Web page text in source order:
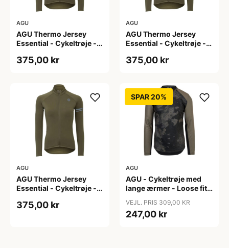
AGU
AGU Thermo Jersey
Essential - Cykeltrøje -
S
375,00 kr
AGU
AGU Thermo Jersey
Essential - Cykeltrøje -
XL
375,00 kr
AGU
AGU Thermo Jersey
Essential - Cykeltrøje -
XXL
375,00 kr
SPAR 20%
AGU
AGU - Cykeltrøje med
lange ærmer - Loose fit -
VEJL. PRIS 309,00 KR
247,00 kr